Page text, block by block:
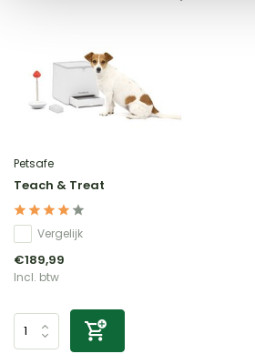
Petsafe
Teach & Treat
Vergelijk
€189,99
Incl. btw